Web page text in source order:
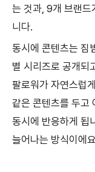
는 것과, 9개 브랜드
니다.
동시에 콘텐츠는 짐
별 시리즈로 공개되
팔로워가 자연스럽
같은 콘텐츠를 두고
동시에 반응하게 됩
늘어나는 방식이에